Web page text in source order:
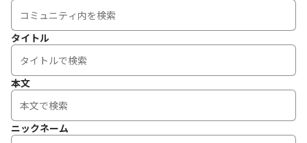
タイトル
本文
ニックネーム